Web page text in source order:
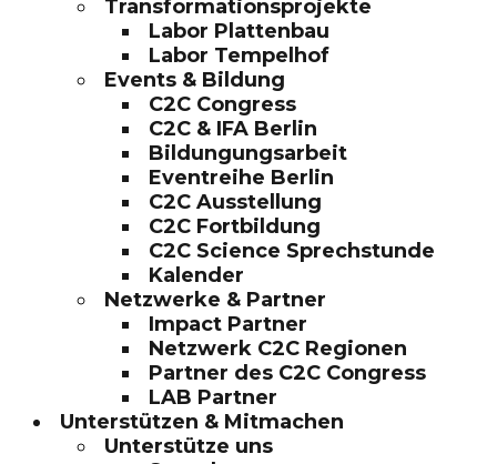
Transformationsprojekte
Labor Plattenbau
Labor Tempelhof
Events & Bildung
C2C Congress
C2C & IFA Berlin
Bildungungsarbeit
Eventreihe Berlin
C2C Ausstellung
C2C Fortbildung
C2C Science Sprechstunde
Kalender
Netzwerke & Partner
Impact Partner
Netzwerk C2C Regionen
Partner des C2C Congress
LAB Partner
Unterstützen & Mitmachen
Unterstütze uns